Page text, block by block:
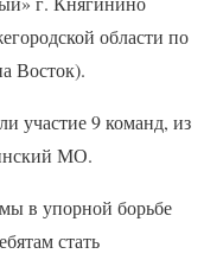
области по
Восток).
участие 9 команд, из
МО.
в упорной борьбе
стать